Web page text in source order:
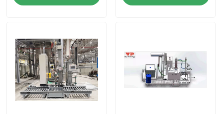
동영상
우리에 대하여